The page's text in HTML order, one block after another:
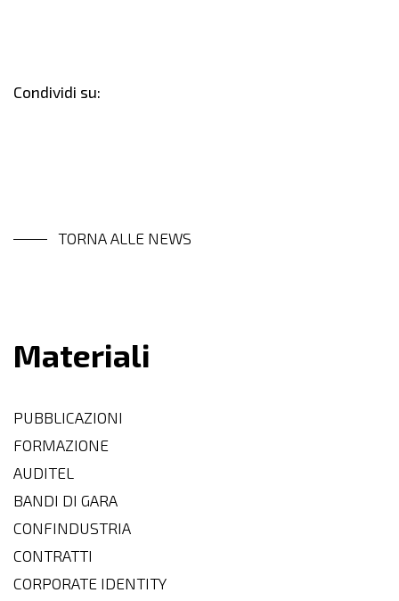
Condividi su:
TORNA ALLE NEWS
Materiali
PUBBLICAZIONI
FORMAZIONE
AUDITEL
BANDI DI GARA
CONFINDUSTRIA
CONTRATTI
CORPORATE IDENTITY